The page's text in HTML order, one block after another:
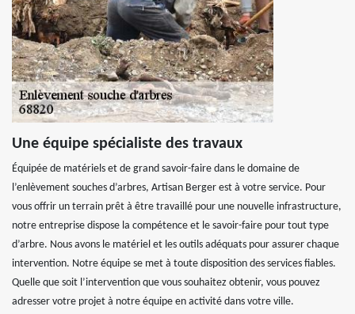
Une équipe spécialiste des travaux
Équipée de matériels et de grand savoir-faire dans le domaine de
l’enlèvement souches d’arbres, Artisan Berger est à votre service. Pour
vous offrir un terrain prêt à être travaillé pour une nouvelle infrastructure,
notre entreprise dispose la compétence et le savoir-faire pour tout type
d’arbre. Nous avons le matériel et les outils adéquats pour assurer chaque
intervention. Notre équipe se met à toute disposition des services fiables.
Quelle que soit l’intervention que vous souhaitez obtenir, vous pouvez
adresser votre projet à notre équipe en activité dans votre ville.